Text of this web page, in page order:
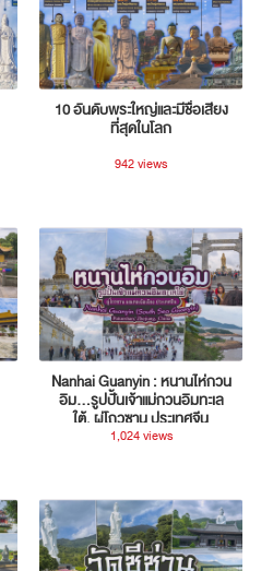
10 อันดับพระใหญ่และมีชื่อเสียง
ที่สุดในโลก
942 views
Nanhai Guanyin : หนานไห่กวน
อิม...รูปปั้นเจ้าแม่กวนอิมทะเล
ใต้, ผู่โถวซาน ประเทศจีน
1,024 views